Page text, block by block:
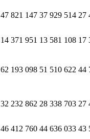
47 821 147 37 929 514 27
14 371 951 13 581 108 17
62 193 098 51 510 622 44
32 232 862 28 338 703 27
46 412 760 44 636 033 43